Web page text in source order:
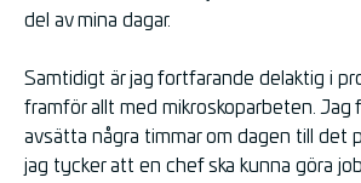
del av mina dagar.
Samtidigt är jag fortfarande delaktig i
framför allt med mikroskoparbeten. Jag
avsätta några timmar om dagen till det
jag tycker att en chef ska kunna göra